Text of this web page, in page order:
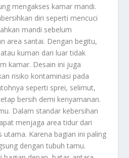
mengakses kamar mandi.
diri seperti mencuci
mandi sebelum
area santai. Dengan begitu,
kuman dari luar tidak
kamar. Desain ini juga
risiko kontaminasi pada
seperti sprei, selimut,
bersih demi kenyamanan.
Dalam standar kebersihan
menjaga area tidur dari
Karena bagian ini paling
dengan tubuh tamu.